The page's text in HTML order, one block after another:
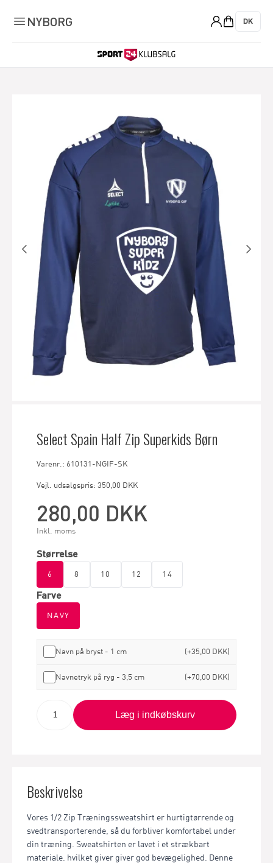
NYBORG DK
Select Spain Half Zip Superkids Børn
Varenr.: 610131-NGIF-SK
Vejl. udsalgspris: 350,00 DKK
280,00 DKK
Inkl. moms
Størrelse
6 8 10 12 14
Farve
NAVY
Navn på bryst - 1 cm (+35,00 DKK)
Navnetryk på ryg - 3,5 cm (+70,00 DKK)
Læg i indkøbskurv
Beskrivelse
Vores 1/2 Zip Træningssweatshirt er hurtigtørrende og
svedtransporterende, så du forbliver komfortabel under
din træning. Sweatshirten er lavet i et strækbart
materiale. hvilket giver giver god bevægelighed. Denne